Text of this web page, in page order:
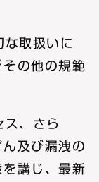
取扱いに
の他の規範
、さら
及び漏洩の
講じ、最新